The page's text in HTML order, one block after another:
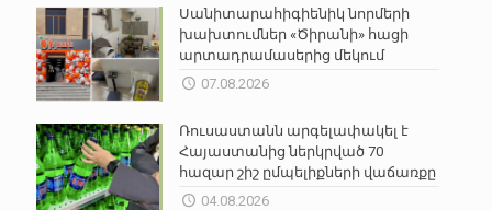
Սանիտարահիգիենիկ նորմերի
խախտումներ «Ծիրանի» հացի
արտադրամասերից մեկում
07.08.2026
Ռուսաստանն արգելափակել է
Հայաստանից ներկրված 70
հազար շիշ ըմպելիքների վաճառքը
04.08.2026